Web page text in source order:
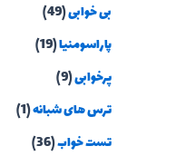
بی خوابی(49)
پاراسومنیا(19)
پرخوابی(9)
ترس های شبانه(1)
تست خواب(36)